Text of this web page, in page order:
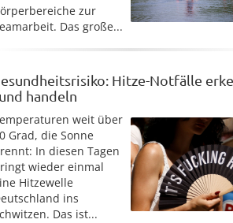
zur
Das große...
Hitze-Notfälle
handeln
weit über
Grad, die Sonne
In diesen Tagen
wieder einmal
Hitzewelle
ins
Das ist...